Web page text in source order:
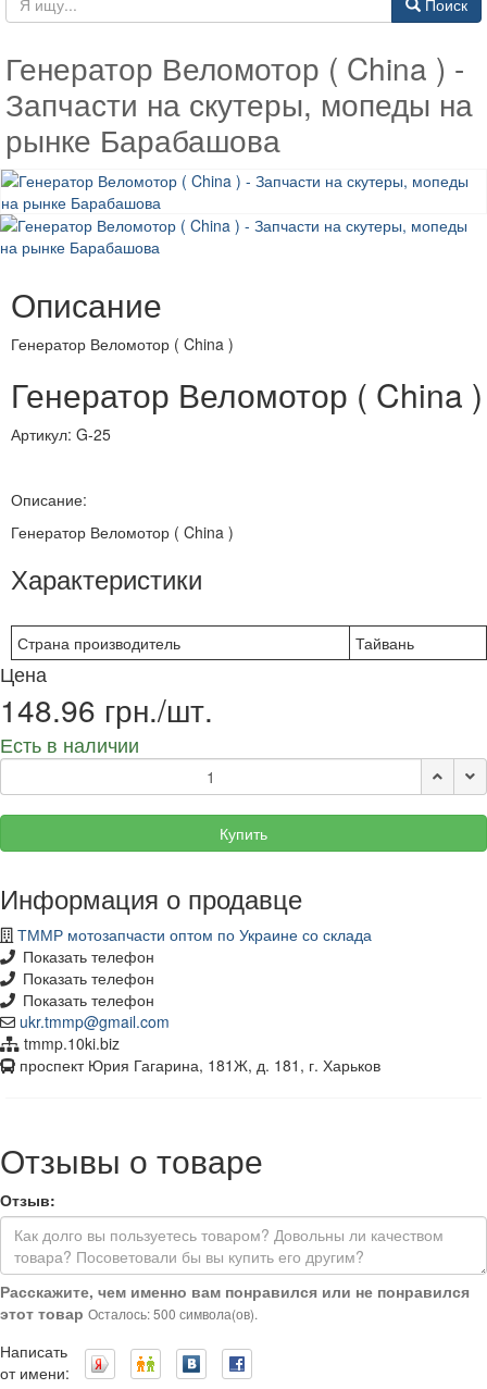
Генератор Веломотор ( China ) -
Запчасти на скутеры, мопеды на
рынке Барабашова
Описание
Генератор Веломотор ( China )
Генератор Веломотор ( China )
Артикул: G-25
Описание:
Генератор Веломотор ( China )
Характеристики
Страна производитель Тайвань
Цена
148.96 грн./шт.
Есть в наличии
Купить
Информация о продавце
ТММР мотозапчасти оптом по Украине со склада
Показать телефон
Показать телефон
Показать телефон
ukr.tmmp@gmail.com
tmmp.10ki.biz
проспект Юрия Гагарина, 181Ж, д. 181, г. Харьков
Отзывы о товаре
Отзыв:
Расскажите, чем именно вам понравился или не понравился
этот товар Осталось: 500 символа(ов).
Написать
от имени: